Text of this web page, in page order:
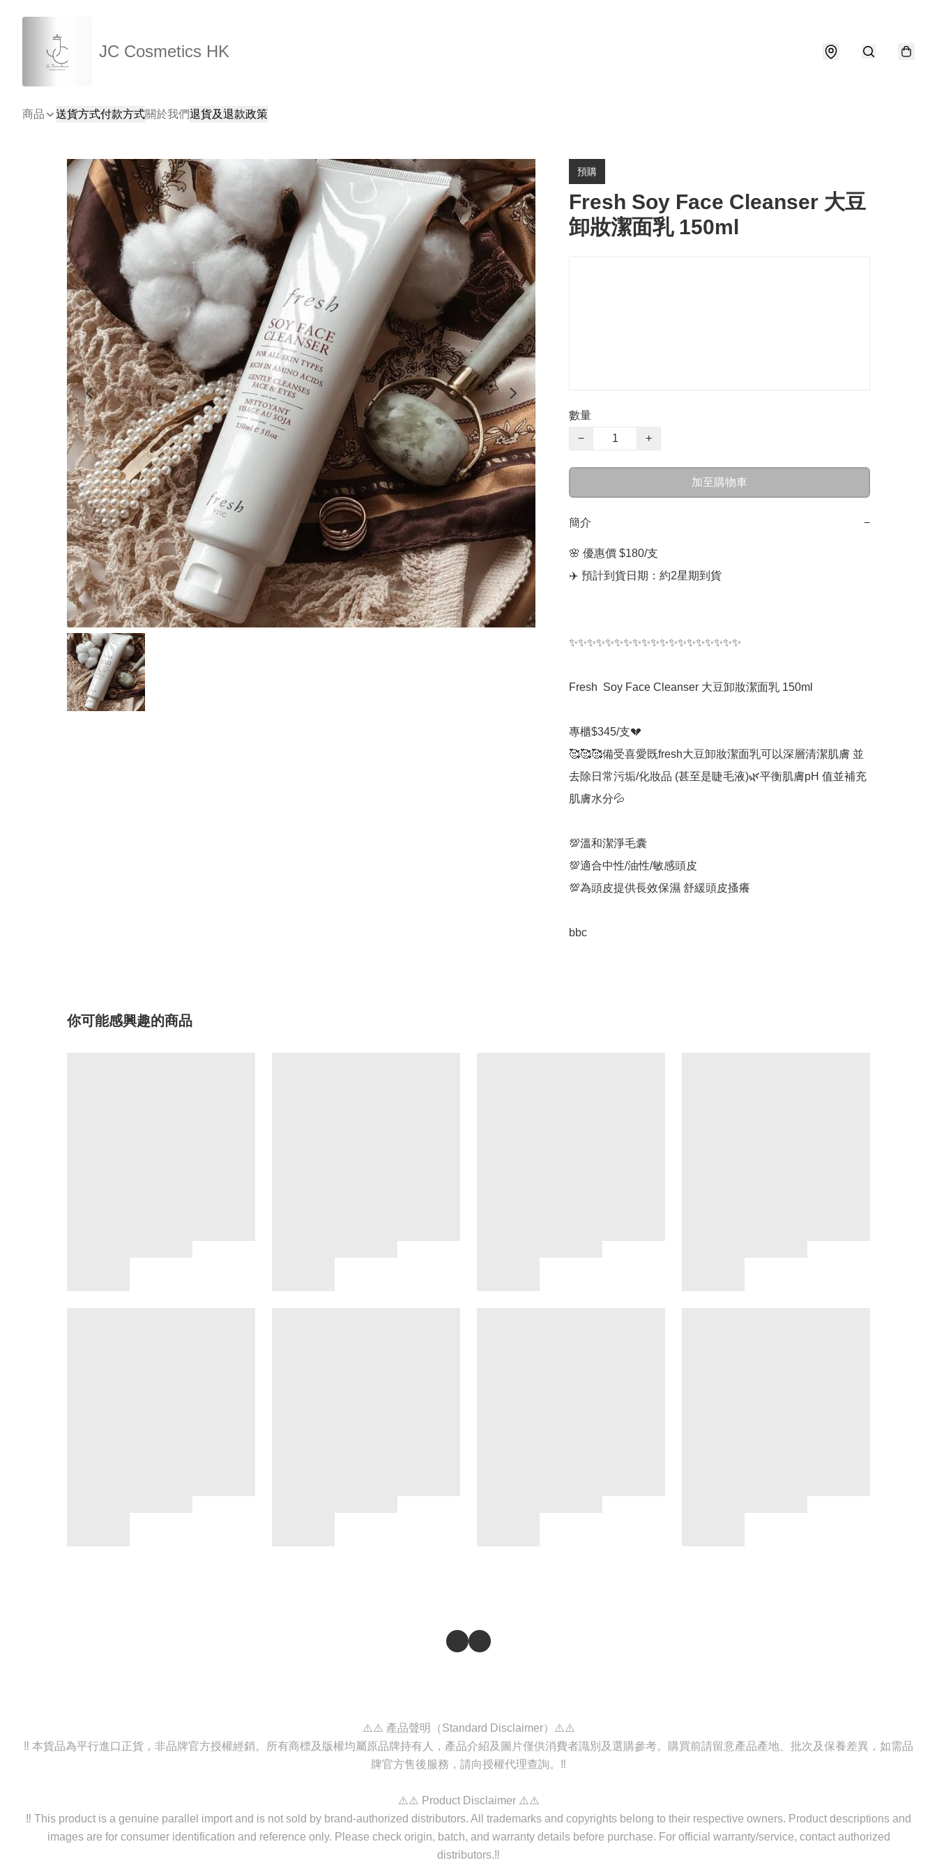
JC Cosmetics HK
商品 送貨方式付款方式關於我們退貨及退款政策
預購
Fresh Soy Face Cleanser 大豆
卸妝潔面乳 150ml
數量
−
+
加至購物車
簡介 −
🌸 優惠價 $180/支
✈️ 預計到貨日期：約2星期到貨
✨✨✨✨✨✨✨✨✨✨✨✨✨✨✨✨✨✨✨
Fresh  Soy Face Cleanser 大豆卸妝潔面乳 150ml
專櫃$345/支💔
🥰🥰🥰備受喜愛既fresh大豆卸妝潔面乳可以深層清潔肌膚 並
去除日常污垢/化妝品 (甚至是睫毛液)🌿平衡肌膚pH 值並補充
肌膚水分💦
💯溫和潔淨毛囊
💯適合中性/油性/敏感頭皮
💯為頭皮提供長效保濕 舒緩頭皮搔癢
bbc
你可能感興趣的商品
⚠️⚠️ 產品聲明（Standard Disclaimer）⚠️⚠️
‼️ 本貨品為平行進口正貨，非品牌官方授權經銷。所有商標及版權均屬原品牌持有人，產品介紹及圖片僅供消費者識別及選購參考。購買前請留意產品產地、批次及保養差異，如需品
牌官方售後服務，請向授權代理查詢。‼️
⚠️⚠️ Product Disclaimer ⚠️⚠️
‼️ This product is a genuine parallel import and is not sold by brand-authorized distributors. All trademarks and copyrights belong to their respective owners. Product descriptions and
images are for consumer identification and reference only. Please check origin, batch, and warranty details before purchase. For official warranty/service, contact authorized
distributors.‼️